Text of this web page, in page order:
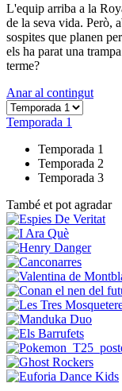
L'equip arriba a la
de la seva vida. Però,
sospites que planen
els ha parat una
terme?
Anar al contingut
Temporada 1
Temporada 1
Temporada 2
Temporada 3
També et pot agradar